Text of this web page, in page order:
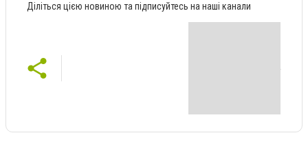
Діліться цією новиною та підписуйтесь на наші канали